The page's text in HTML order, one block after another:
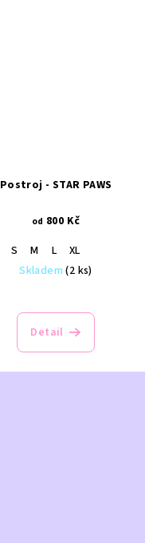
Postroj - STAR PAWS
od 800 Kč
S M L
XL
Skladem(2 ks)
Detail